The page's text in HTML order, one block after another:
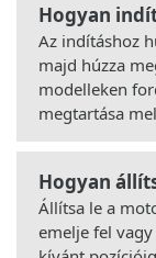
Hogyan
Az indításhoz
majd húzza
modelleken
megtartása
Hogyan
Állítsa le a
emelje fel